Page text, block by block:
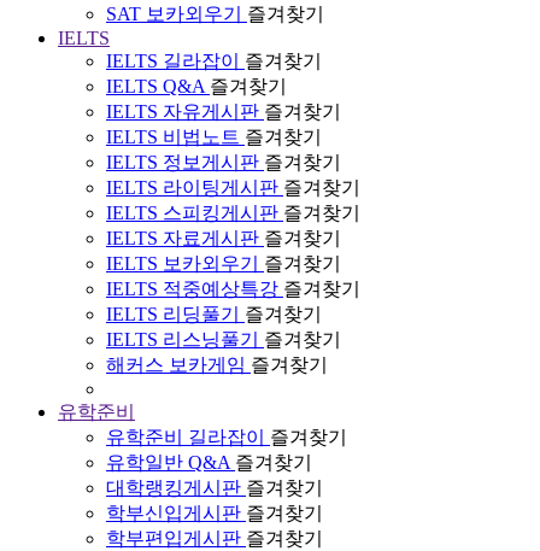
SAT 보카외우기
즐겨찾기
IELTS
IELTS 길라잡이
즐겨찾기
IELTS Q&A 즐겨찾기
IELTS 자유게시판 즐겨찾기
IELTS 비법노트 즐겨찾기
IELTS 정보게시판 즐겨찾기
IELTS 라이팅게시판 즐겨찾기
IELTS 스피킹게시판 즐겨찾기
IELTS 자료게시판 즐겨찾기
IELTS 보카외우기
즐겨찾기
IELTS 적중예상특강 즐겨찾기
IELTS 리딩풀기
즐겨찾기
IELTS 리스닝풀기
즐겨찾기
해커스 보카게임 즐겨찾기
유학준비
유학준비 길라잡이
즐겨찾기
유학일반 Q&A 즐겨찾기
대학랭킹게시판 즐겨찾기
학부신입게시판 즐겨찾기
학부편입게시판 즐겨찾기